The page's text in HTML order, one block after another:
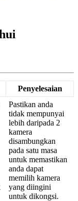
Penyelesaian
Pastikan anda
tidak mempunyai
lebih daripada 2
kamera
disambungkan
pada satu masa
untuk memastikan
anda dapat
memilih kamera
yang diingini
untuk dikongsi.